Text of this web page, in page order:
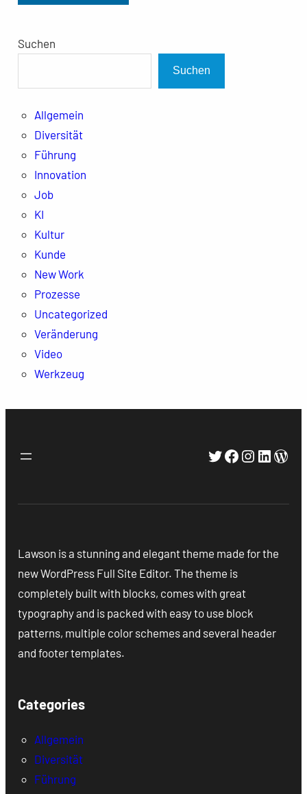
Suchen
Suchen
Allgemein
Diversität
Führung
Innovation
Job
KI
Kultur
Kunde
New Work
Prozesse
Uncategorized
Veränderung
Video
Werkzeug
Twitter
Facebook
Lawson is a stunning and elegant theme made for the
new WordPress Full Site Editor. The theme is
completely built with blocks, comes with great
typography and is packed with easy to use block
patterns, multiple color schemes and several header
and footer templates.
Categories
Allgemein
Diversität
Führung